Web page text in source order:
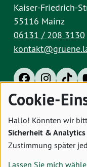
Kaiser-Friedrich-
55116 Mainz
06131 / 208 3130
Impressum
Cookie-
Hallo! Könnten wir
Sicherheit & Analytics
Zustimmung später
Lassen Sie mich